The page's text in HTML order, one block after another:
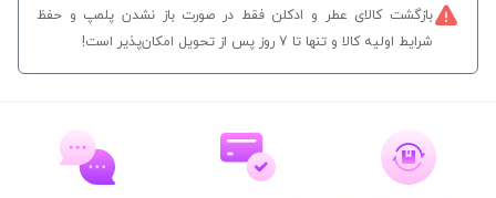
بازگشت کالای عطر و ادکلن فقط در صورت باز نشدن پلمپ و حفظ
شرایط اولیه کالا و تنها تا 7 روز پس از تحویل امکان‌پذیر است!